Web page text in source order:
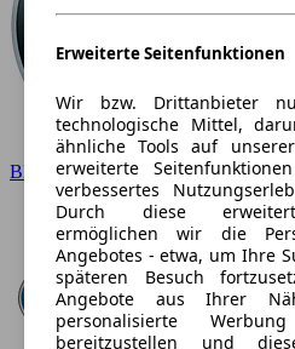
BMW
Erweiterte Seitenfunktionen
Wir bzw. Drittanbieter
technologische Mittel,
ähnliche Tools auf
erweiterte
verbessertes
Durch diese
ermöglichen wir die
Angebotes - etwa, um Ihre
späteren Besuch
Angebote aus Ihrer
personalisierte
bereitzustellen und